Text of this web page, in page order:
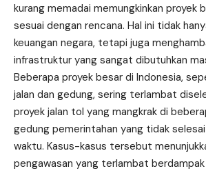
kurang memadai memungkinkan proyek
sesuai dengan rencana. Hal ini tidak
keuangan negara, tetapi juga
infrastruktur yang sangat dibutuhkan
Beberapa proyek besar di Indonesia,
jalan dan gedung, sering terlambat
proyek jalan tol yang mangkrak di
gedung pemerintahan yang tidak
waktu. Kasus-kasus tersebut
pengawasan yang terlambat